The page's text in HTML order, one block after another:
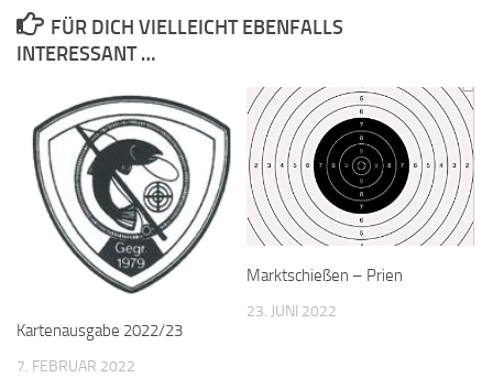
FÜR DICH VIELLEICHT EBENFALLS
INTERESSANT …
Kartenausgabe 2022/23
7. FEBRUAR 2022
Marktschießen – Prien
23. JUNI 2022